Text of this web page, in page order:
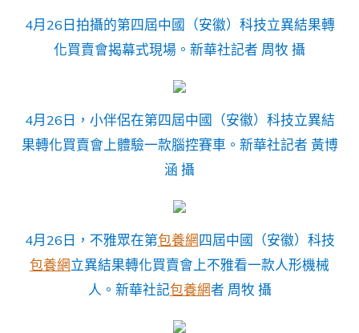
4月26日拍攝的第四屆中國（安徽）科技立異結果轉
化買賣會揭幕式現場。新華社記者 周牧 攝
4月26日，小伴侶在第四屆中國（安徽）科技立異結
果轉化買賣會上體驗一款腦控賽車。新華社記者 黃博
涵 攝
4月26日，不雅眾在第包養網四屆中國（安徽）科技
包養網立異結果轉化買賣會上不雅看一款人形機械
人。新華社記包養網者 周牧 攝